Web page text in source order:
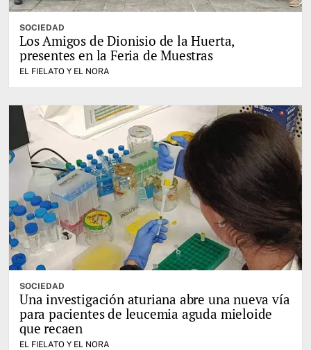
SOCIEDAD
Los Amigos de Dionisio de la Huerta,
presentes en la Feria de Muestras
EL FIELATO Y EL NORA
SOCIEDAD
Una investigación aturiana abre una nueva vía
para pacientes de leucemia aguda mieloide
que recaen
EL FIELATO Y EL NORA